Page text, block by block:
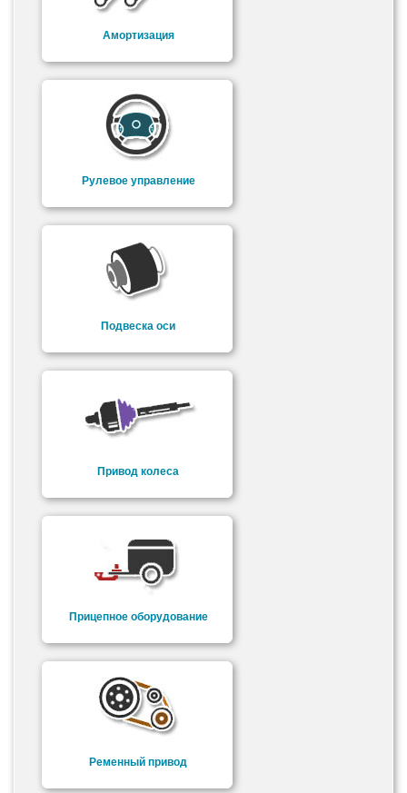
Амортизация
Рулевое управление
Подвеска оси
Привод колеса
Прицепное оборудование
Ременный привод